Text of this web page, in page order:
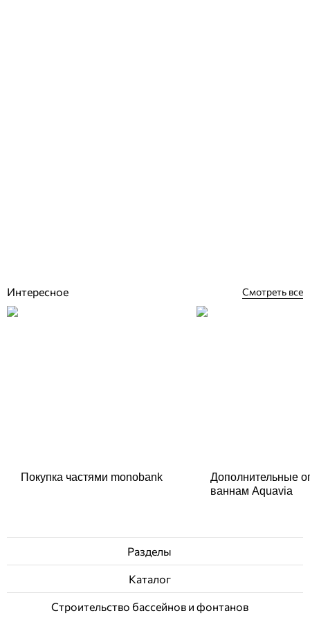
Интересное Смотреть все
Покупка частями monobank
Дополнительные
ваннам Aquavia
Разделы
Каталог
Строительство бассейнов и фонтанов